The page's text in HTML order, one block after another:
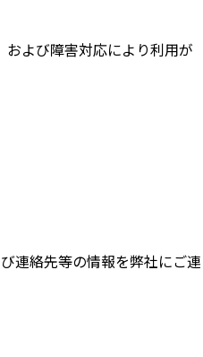
よび障害対応により利用が
連絡先等の情報を弊社にご連